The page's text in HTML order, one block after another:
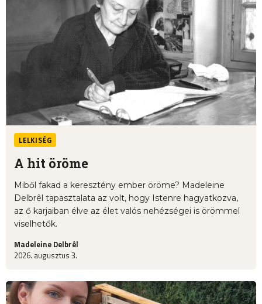
LELKISÉG
A hit öröme
Miből fakad a keresztény ember öröme? Madeleine
Delbrêl tapasztalata az volt, hogy Istenre hagyatkozva,
az ő karjaiban élve az élet valós nehézségei is örömmel
viselhetők.
Madeleine Delbrêl
2026. augusztus 3.